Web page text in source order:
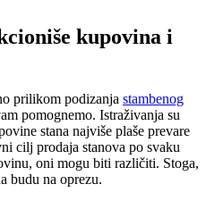
kupovina i
prilikom podizanja stambenog
pomognemo. Istraživanja su
stana najviše plaše prevare
cilj prodaja stanova po svaku
oni mogu biti različiti. Stoga,
budu na oprezu.